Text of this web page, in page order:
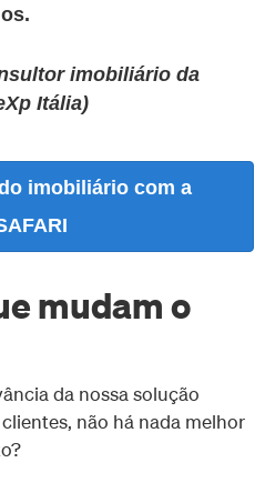
imobiliário da
Itália)
imobiliário com a
mudam o
da nossa solução
não há nada melhor